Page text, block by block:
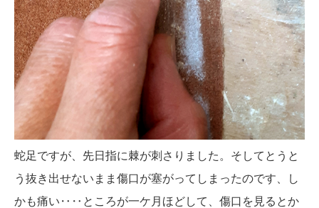
蛇足ですが、先日指に棘が刺さりました。そしてとうと
う抜き出せないまま傷口が塞がってしまったのです、し
かも痛い‥‥ところが一ケ月ほどして、傷口を見るとか